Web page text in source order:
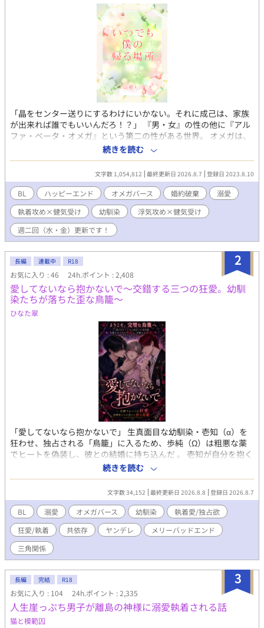
「晶をセンター送りにするわけにいかない。それに成己は、家族
が出来れば誰でもいいんだろ！？」 『男・女』の性の他に『アル
ファ・ベータ・オメガ』という第二の性がある世界。 オメガは、
少子化対策の希望として、すべての生活を国から保障される。代
わりに「二十歳までに伴侶がいなければ、オメガセンターで子供
を産み続けること」を義務付けられていた。 主人公・春日成己
は、赤ちゃんの頃に家族と離され、センターで育てられていた。
孤独な成己の支えは幼馴染の宏章の面会と『家族をもつ』という
夢。 「自分の家族を持って、ずっと仲良く暮らしたい」 その夢
は、叶うはずだった。 高校からの親友で、婚約者の陽平が、彼の
初恋の人・晶と再会し、浮気をするまでは…… 成己は、二十歳の
誕生日を目前に、婚約を解消されてしまう。 婚約者探しは絶望的
べたのは、幼馴染の宏章だった。 「俺の家族になってくれ」 兄の
ように思っていた宏章に、身も心も包まれ愛されて――？ ※宏章
(包容ヤンデレ）×成己(健気不憫）の幼馴染オメガバースBLです
♡ ※ストレス展開が長く続きますが、最終的にはスカッとハッ
ピーエンドになります🦾(⌒▽⌒) ※独自設定ありオメガバースで
す。 ☆感想コメント、誠にありがとうございます！いつも大切に
読ませて頂いております♡心の励みです(#^^#) ☆とても素敵な表
紙は小槻みしろさんに頂きました✨ ※24年9月2日 二百八十～三百
二話までを修正の為非公開にしました。読んで下さった皆様、あ
りがとうございましたm(__)m ※25年4月29日 唯一の未来Ⅰを再
度加筆修正いたします。ご迷惑をおかけして、申し訳ありませ
ん。 今までのお話を読んでくださった皆様、ありがとうございま
したm(_ _)m ※25年5月13日 加筆完了しました！
続きを読む
文字数 1,054,812 最終更新日 2026.8.7 登録日 2023.8.10
BL ハッピーエンド オメガバース 婚約破棄
溺愛
執着攻め×健気受け
幼馴染
浮気攻め×健気受け
週二回（水・金）更新です！
2
長編 連載中 R18
お気に入り : 46 24h.ポイント : 2,408
愛してないなら抱かないで〜交錯する三つの狂愛。幼馴
染たちが落ちた歪な鳥籠〜
ひなた翠
「愛してないなら抱かないで」 生真面目な幼馴染・壱知（α）を
狂わせ、独占される「鳥籠」に入るため、歩純（Ω）は粗悪な薬
でヒートを偽装し、彼との結婚に持ち込んだ 。 壱知が自分を抱く
のは番の義務だから。ただそれだけ――。 「愛してないら抱かな
いで」と告げ、他の男の影をちらつかせて嫉妬を誘う歩純 。目論
見通り、壱知は歩純を24時間監視下に置く狂気の夫へと変貌する
。 ――しかし、罠を仕掛けていたのは歩純だけではなかった。 壱
知は歩純の自作自演をすべて知った上で「狂った夫」を演じ切
る、底知れない執着を抱えたスパダリだった 。さらに、裏で糸を
引いていた主治医の理士にも、恐るべき秘密と異常な狂気が隠さ
れていて…… 。 交錯する三つの狂愛 。一番狂っているのは誰なの
か？ 嘘と執着に塗れた、予測不能のサイコサスペンス・オメガバ
続きを読む
文字数 34,152 最終更新日 2026.8.8 登録日 2026.8.7
BL 溺愛 オメガバース 幼馴染
執着愛/独占欲
狂愛/執着
共依存 ヤンデレ
メリーバッドエンド
三角関係
3
長編 完結 R18
お気に入り : 104 24h.ポイント : 2,335
人生崖っぷち男子が離島の神様に溺愛執着される話
猫と模範囚